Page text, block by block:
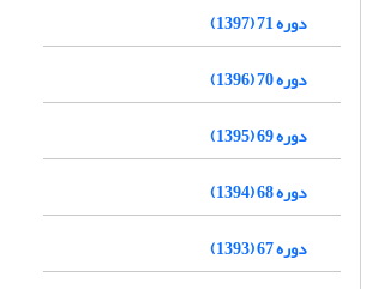
دوره 71 (1397)
دوره 70 (1396)
دوره 69 (1395)
دوره 68 (1394)
دوره 67 (1393)